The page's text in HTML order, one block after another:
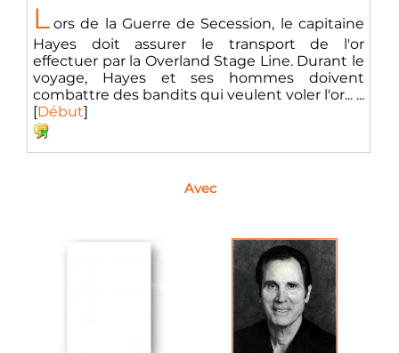
L ors de la Guerre de Secession, le capitaine
Hayes doit assurer le transport de l'or
effectuer par la Overland Stage Line. Durant le
voyage, Hayes et ses hommes doivent
combattre des bandits qui veulent voler l'or... ...
[Début]
Avec